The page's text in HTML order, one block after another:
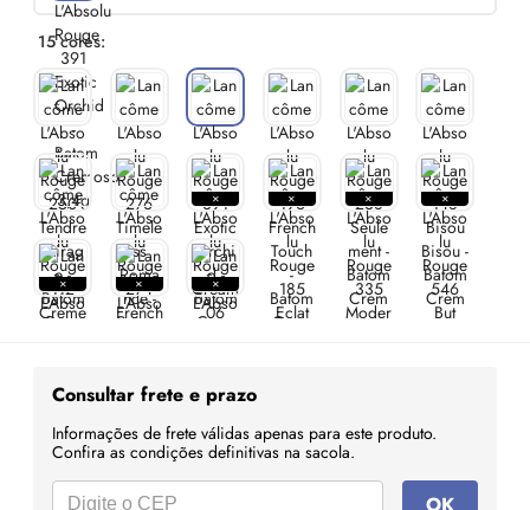
15 cores:
Consultar frete e prazo
Informações de frete válidas apenas para este produto.
Confira as condições definitivas na sacola.
OK